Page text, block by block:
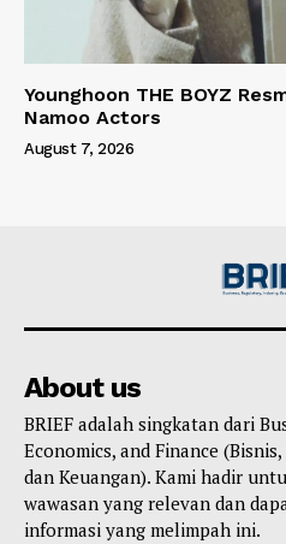
Younghoon THE BOYZ
Namoo Actors
August 7, 2026
About us
BRIEF adalah singkatan dari
Economics, and Finance
dan Keuangan). Kami hadir
wawasan yang relevan dan
informasi yang melimpah ini.